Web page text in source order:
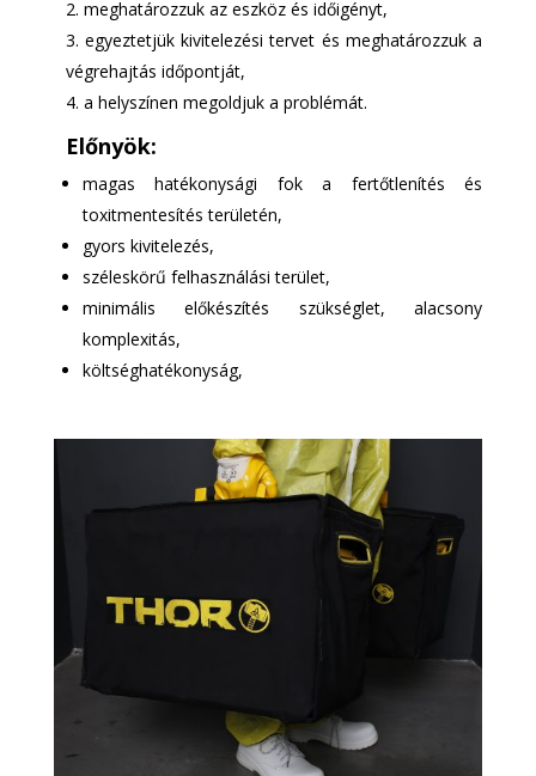
meghatározzuk az eszköz és időigényt,
egyeztetjük kivitelezési tervet és meghatározzuk a
végrehajtás időpontját,
a helyszínen megoldjuk a problémát.
Előnyök:
magas hatékonysági fok a fertőtlenítés és
toxitmentesítés területén,
gyors kivitelezés,
széleskörű felhasználási terület,
minimális előkészítés szükséglet, alacsony
komplexitás,
költséghatékonyság,